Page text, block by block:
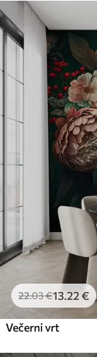
22.03€13 .22 €
Večerni vrt